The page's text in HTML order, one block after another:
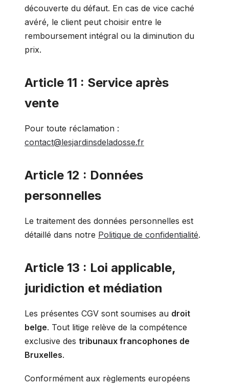
découverte du défaut. En cas de vice caché
avéré, le client peut choisir entre le
remboursement intégral ou la diminution du
prix.
Article 11 : Service après
vente
Pour toute réclamation :
contact@lesjardinsdeladosse.fr
Article 12 : Données
personnelles
Le traitement des données personnelles est
détaillé dans notre Politique de confidentialité.
Article 13 : Loi applicable,
juridiction et médiation
Les présentes CGV sont soumises au droit
belge. Tout litige relève de la compétence
exclusive des tribunaux francophones de
Bruxelles.
Conformément aux règlements européens